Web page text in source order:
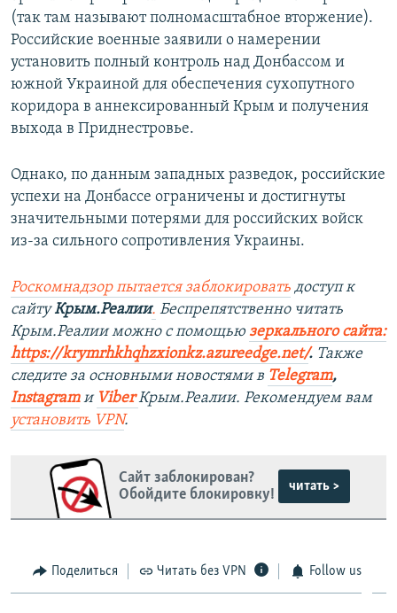
(так там называют полномасштабное вторжение).
Российские военные заявили о намерении
установить полный контроль над Донбассом и
южной Украиной для обеспечения сухопутного
коридора в аннексированный Крым и получения
выхода в Приднестровье.
Однако, по данным западных разведок, российские
успехи на Донбассе ограничены и достигнуты
значительными потерями для российских войск
из-за сильного сопротивления Украины.
Роскомнадзор пытается заблокировать доступ к
сайтуКрым.Реалии. Беспрепятственно читать
Крым.Реалии можно с помощью зеркального сайта:
https://krymrhkhqhzxionkz.azureedge.net/. Также
следите за основными новостями в Telegram,
Instagramи ViberКрым.Реалии. Рекомендуем вам
установить VPN.
Сайт заблокирован?
Обойдите блокировку!
читать >
Поделиться Читать без VPN Follow us